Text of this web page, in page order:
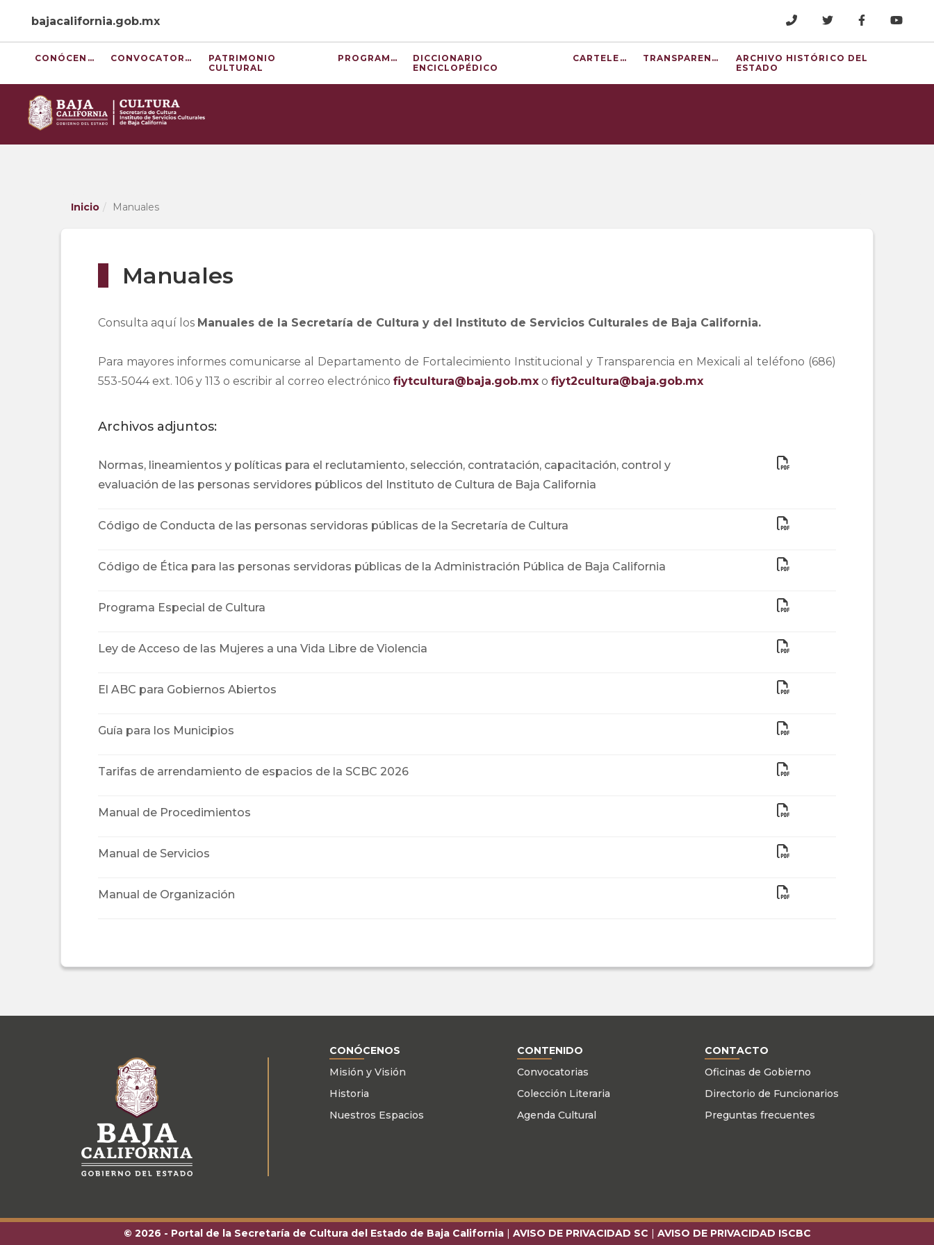
bajacalifornia.gob.mx
CONÓCENOS CONVOCATORIAS
PATRIMONIO
CULTURAL
PROGRAMAS
DICCIONARIO
ENCICLOPÉDICO
CARTELERA TRANSPARENCIA
ARCHIVO HISTÓRICO DEL
ESTADO
Inicio Manuales
Manuales
Consulta aquí los Manuales de la Secretaría de Cultura y del Instituto de Servicios Culturales de Baja California.
Para mayores informes comunicarse al Departamento de Fortalecimiento Institucional y Transparencia en Mexicali al teléfono (686)
553-5044 ext. 106 y 113 o escribir al correo electrónico fiytcultura@baja.gob.mx o fiyt2cultura@baja.gob.mx
Archivos adjuntos:
Normas, lineamientos y políticas para el reclutamiento, selección, contratación, capacitación, control y
evaluación de las personas servidores públicos del Instituto de Cultura de Baja California
Código de Conducta de las personas servidoras públicas de la Secretaría de Cultura
Código de Ética para las personas servidoras públicas de la Administración Pública de Baja California
Programa Especial de Cultura
Ley de Acceso de las Mujeres a una Vida Libre de Violencia
El ABC para Gobiernos Abiertos
Guía para los Municipios
Tarifas de arrendamiento de espacios de la SCBC 2026
Manual de Procedimientos
Manual de Servicios
Manual de Organización
CONÓCENOS
Misión y Visión
Historia
Nuestros Espacios
CONTENIDO
Convocatorias
Colección Literaria
Agenda Cultural
CONTACTO
Oficinas de Gobierno
Directorio de Funcionarios
Preguntas frecuentes
© 2026 - Portal de la Secretaría de Cultura del Estado de Baja California| AVISO DE PRIVACIDAD SC | AVISO DE PRIVACIDAD ISCBC